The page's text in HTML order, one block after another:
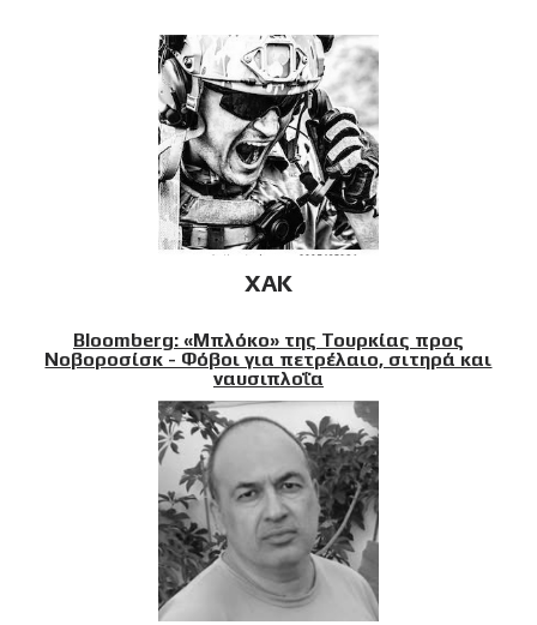
XAK
Bloomberg: «Μπλόκο» της Τουρκίας προς
Νοβοροσίσκ - Φόβοι για πετρέλαιο, σιτηρά και
ναυσιπλοΐα